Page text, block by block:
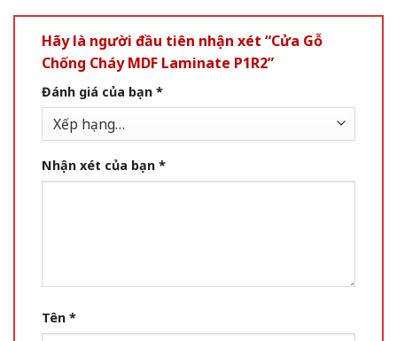
Hãy là người đầu tiên nhận xét “Cửa Gỗ
Chống Cháy MDF Laminate P1R2”
Đánh giá của bạn *
Nhận xét của bạn *
Tên *